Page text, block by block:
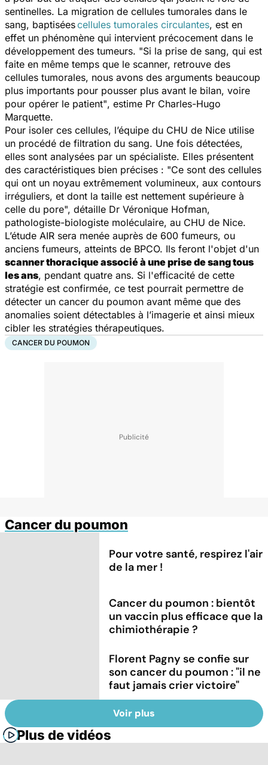
sentinelles. La migration de cellules tumorales dans le
sang, baptiséescellules tumorales circulantes, est en
effet un phénomène qui intervient précocement dans le
développement des tumeurs. "Si la prise de sang, qui est
faite en même temps que le scanner, retrouve des
cellules tumorales, nous avons des arguments beaucoup
plus importants pour pousser plus avant le bilan, voire
pour opérer le patient", estime Pr Charles-Hugo
Marquette.
Pour isoler ces cellules, l’équipe du CHU de Nice utilise
un procédé de filtration du sang. Une fois détectées,
elles sont analysées par un spécialiste. Elles présentent
des caractéristiques bien précises : "Ce sont des cellules
qui ont un noyau extrêmement volumineux, aux contours
irréguliers, et dont la taille est nettement supérieure à
celle du pore", détaille Dr Véronique Hofman,
pathologiste-biologiste moléculaire, au CHU de Nice.
L’étude AIR sera menée auprès de 600 fumeurs, ou
anciens fumeurs, atteints de BPCO. Ils feront l'objet d'un
scanner thoracique associé à une prise de sang tous
les ans, pendant quatre ans. Si l'efficacité de cette
stratégie est confirmée, ce test pourrait permettre de
détecter un cancer du poumon avant même que des
anomalies soient détectables à l’imagerie et ainsi mieux
cibler les stratégies thérapeutiques.
CANCER DU POUMON
Cancer du poumon
Pour votre santé, respirez l'air
de la mer !
Cancer du poumon : bientôt
un vaccin plus efficace que la
chimiothérapie ?
Florent Pagny se confie sur
son cancer du poumon : "il ne
faut jamais crier victoire"
Voir plus
Plus de vidéos